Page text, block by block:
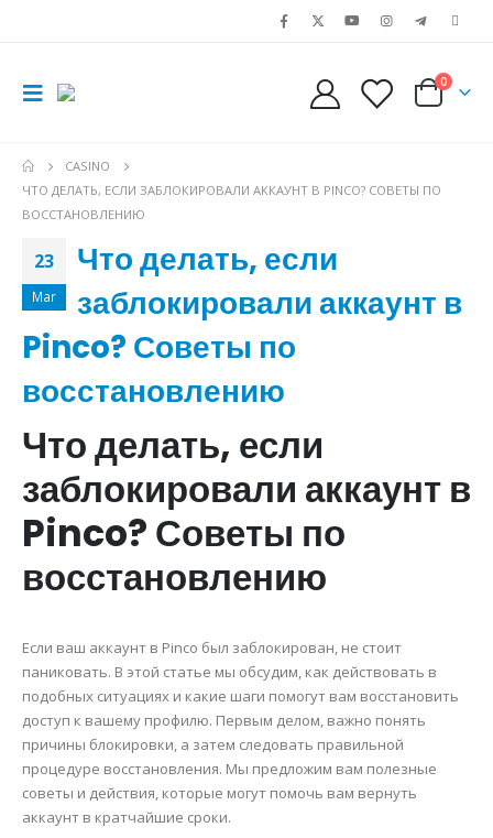
0
CASINO
ЧТО ДЕЛАТЬ, ЕСЛИ ЗАБЛОКИРОВАЛИ АККАУНТ В PINCO? СОВЕТЫ ПО
ВОССТАНОВЛЕНИЮ
23
Mar
Что делать, если
заблокировали аккаунт в
Pinco? Советы по
восстановлению
Что делать, если
заблокировали аккаунт в
Pinco? Советы по
восстановлению
Если ваш аккаунт в Pinco был заблокирован, не стоит
паниковать. В этой статье мы обсудим, как действовать в
подобных ситуациях и какие шаги помогут вам восстановить
доступ к вашему профилю. Первым делом, важно понять
причины блокировки, а затем следовать правильной
процедуре восстановления. Мы предложим вам полезные
советы и действия, которые могут помочь вам вернуть
аккаунт в кратчайшие сроки.